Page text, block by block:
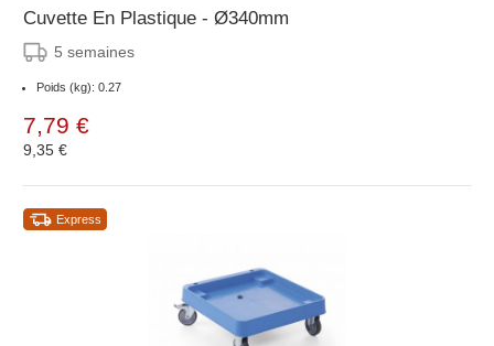
Cuvette En Plastique - Ø340mm
5 semaines
Poids (kg): 0.27
7,79 €
9,35 €
Express